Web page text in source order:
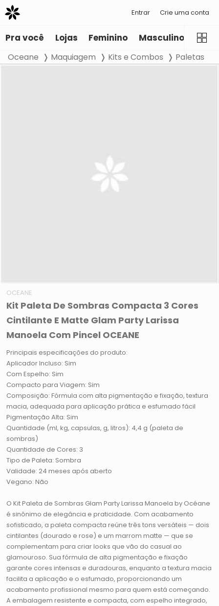
Entrar Crie uma conta
Pra você Lojas Feminino Masculino
Oceane Maquiagem Kits e Combos Paletas
OCEANE
Kit Paleta De Sombras Compacta 3 Cores
Cintilante E Matte Glam Party Larissa
Manoela Com Pincel OCEANE
Principais especificações do produto:
Aplicador Incluso: Sim
Com Espelho: Sim
Compacto para Viagem: Sim
Composição: Fórmula com alta pigmentação e fixação, textura
macia, adequada para aplicação prática e esfumado fácil
Pigmentação Alta: Sim
Quantidade (ml, kg, capsulas, g, litros): 4,4 g (paleta de
sombras)
Quantidade de Cores: 3
Tipo de Paleta: Sombra
Validade: 24 meses após aberto
Vegano: Não
O Kit Paleta de Sombras Glam Party Larissa Manoela by Océane
é sinônimo de elegância e praticidade. Com acabamento
sofisticado, a paleta compacta reúne três tons versáteis — dois
cintilantes (dourado e rose) e um marrom matte — que se
complementam para criar looks que vão do casual ao
glamouroso. Sua fórmula de alta pigmentação e fixação
garante cores intensas e duradouras, enquanto a textura macia
facilita a aplicação e o esfumado, proporcionando um
acabamento profissional mesmo para quem está começando.
A embalagem resistente e compacta, com espelho integrado,